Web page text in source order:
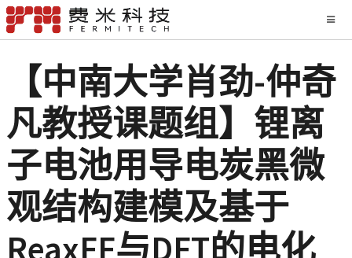
【中南大学肖劲-仲奇
凡教授课题组】锂离
子电池用导电炭黑微
观结构建模及基于
ReaxFF与DFT的电化